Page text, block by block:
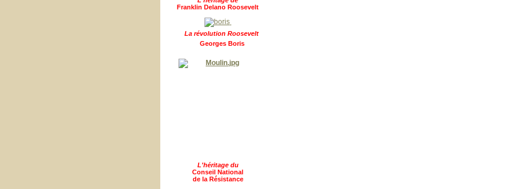
Franklin Delano Roosevelt
La révolution Roosevelt
Georges Boris
L'héritage du
Conseil National
de la Résistance